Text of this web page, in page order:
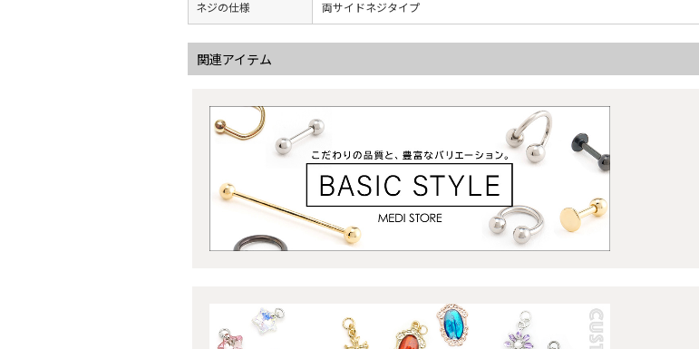
ネジの仕様 両サイドネジタイプ
関連アイテム